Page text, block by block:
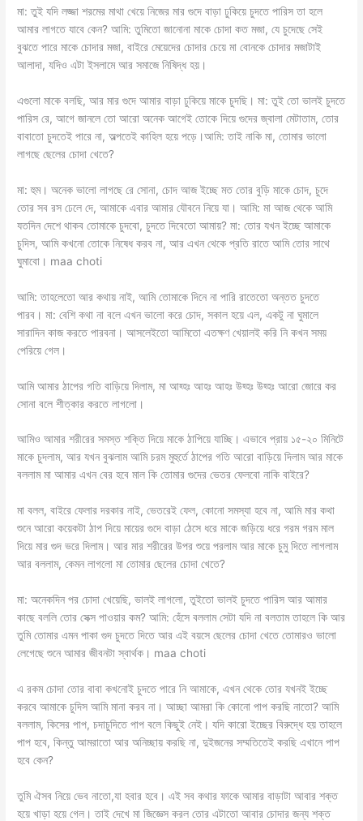
মা: তুই যদি লজ্জা শরমের মাথা খেয়ে নিজের মার গুদে বাড়া ঢুকিয়ে চুদতে পারিস তা হলে
আমার লাগতে যাবে কেন? আমি: তুমিতো জানোনা মাকে চোদা কত মজা, যে চুদেছে সেই
বুঝতে পারে মাকে চোদার মজা, বাইরে মেয়েদের চোদার চেয়ে মা বোনকে চোদার মজাটাই
আলাদা, যদিও এটা ইসলামে আর সমাজে নিষিদ্ধ হয়।
এগুলো মাকে বলছি, আর মার গুদে আমার বাড়া ঢুকিয়ে মাকে চুদছি। মা: তুই তো ভালই চুদতে
পারিস রে, আগে জানলে তো আরো অনেক আগেই তোকে দিয়ে গুদের জ্বালা মেটাতাম, তোর
বাবাতো চুদতেই পারে না, অল্পতেই কাহিল হয়ে পড়ে।আমি: তাই নাকি মা, তোমার ভালো
লাগছে ছেলের চোদা খেতে?
মা: হুম। অনেক ভালো লাগছে রে সোনা, চোদ আজ ইচ্ছে মত তোর বুড়ি মাকে চোদ, চুদে
তোর সব রস ঢেলে দে, আমাকে এবার আমার যৌবনে নিয়ে যা। আমি: মা আজ থেকে আমি
যতদিন দেশে থাকব তোমাকে চুদবো, চুদতে দিবেতো আমায়? মা: তোর যখন ইচ্ছে আমাকে
চুদিস, আমি কখনো তোকে নিষেধ করব না, আর এখন থেকে প্রতি রাতে আমি তোর সাথে
ঘুমাবো। maa choti
আমি: তাহলেতো আর কথায় নাই, আমি তোমাকে দিনে না পারি রাতেতো অন্তত চুদতে
পারব। মা: বেশি কথা না বলে এখন ভালো করে চোদ, সকাল হয়ে এল, একটু না ঘুমালে
সারাদিন কাজ করতে পারবনা। আসলেইতো আমিতো এতক্ষণ খেয়ালই করি নি কখন সময়
পেরিয়ে গেল।
আমি আমার ঠাপের গতি বাড়িয়ে দিলাম, মা আহ্হঃ আহঃ আহঃ উহ্হঃ উহ্হঃ আরো জোরে কর
সোনা বলে শীত্কার করতে লাগলো।
আমিও আমার শরীরের সমস্ত শক্তি দিয়ে মাকে ঠাপিয়ে যাচ্ছি। এভাবে প্রায় ১৫-২০ মিনিটে
মাকে চুদলাম, আর যখন বুঝলাম আমি চরম মুহুর্তে ঠাপের গতি আরো বাড়িয়ে দিলাম আর মাকে
বললাম মা আমার এখন বের হবে মাল কি তোমার গুদের ভেতর ফেলবো নাকি বাইরে?
মা বলল, বাইরে ফেলার দরকার নাই, ভেতরেই ফেল, কোনো সমস্যা হবে না, আমি মার কথা
শুনে আরো কয়েকটা ঠাপ দিয়ে মায়ের গুদে বাড়া ঠেসে ধরে মাকে জড়িয়ে ধরে গরম গরম মাল
দিয়ে মার গুদ ভরে দিলাম। আর মার শরীরের উপর শুয়ে পরলাম আর মাকে চুমু দিতে লাগলাম
আর বললাম, কেমন লাগলো মা তোমার ছেলের চোদা খেতে?
মা: অনেকদিন পর চোদা খেয়েছি, ভালই লাগলো, তুইতো ভালই চুদতে পারিস আর আমার
কাছে বললি তোর সেক্স পাওয়ার কম? আমি: হেঁসে বললাম সেটা যদি না বলতাম তাহলে কি আর
তুমি তোমার এমন পাকা গুদ চুদতে দিতে আর এই বয়সে ছেলের চোদা খেতে তোমারও ভালো
লেগেছে শুনে আমার জীবনটা স্বার্থক। maa choti
এ রকম চোদা তোর বাবা কখনোই চুদতে পারে নি আমাকে, এখন থেকে তোর যখনই ইচ্ছে
করবে আমাকে চুদিস আমি মানা করব না। আচ্ছা আমরা কি কোনো পাপ করছি নাতো? আমি
বললাম, কিসের পাপ, চদাচুদিতে পাপ বলে কিছুই নেই। যদি কারো ইচ্ছের বিরুদ্ধে হয় তাহলে
পাপ হবে, কিন্তু আমরাতো আর অনিচ্ছায় করছি না, দুইজনের সম্মতিতেই করছি এখানে পাপ
হবে কেন?
তুমি ঐসব নিয়ে ভেব নাতো,যা হবার হবে। এই সব কথার ফাকে আমার বাড়াটা আবার শক্ত
হয়ে খাড়া হয়ে গেল। তাই দেখে মা জিজ্ঞেস করল তোর এটাতো আবার চোদার জন্য শক্ত